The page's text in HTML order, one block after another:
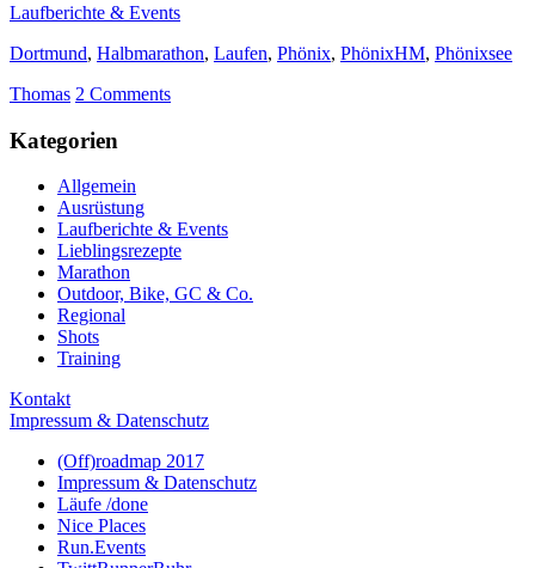
Laufberichte & Events
Dortmund, Halbmarathon, Laufen, Phönix, PhönixHM, Phönixsee
Thomas 2 Comments
Kategorien
Allgemein
Ausrüstung
Laufberichte & Events
Lieblingsrezepte
Marathon
Outdoor, Bike, GC & Co.
Regional
Shots
Training
Kontakt
Impressum & Datenschutz
(Off)roadmap 2017
Impressum & Datenschutz
Läufe /done
Nice Places
Run.Events